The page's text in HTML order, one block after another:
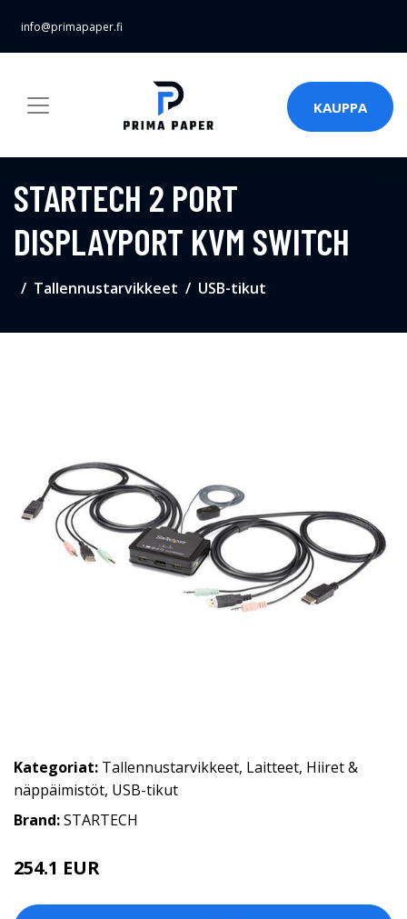
info@primapaper.fi
KAUPPA
STARTECH 2 PORT
DISPLAYPORT KVM SWITCH
Tallennustarvikkeet USB-tikut
Kategoriat: Tallennustarvikkeet, Laitteet, Hiiret &
näppäimistöt, USB-tikut
Brand:STARTECH
254.1 EUR